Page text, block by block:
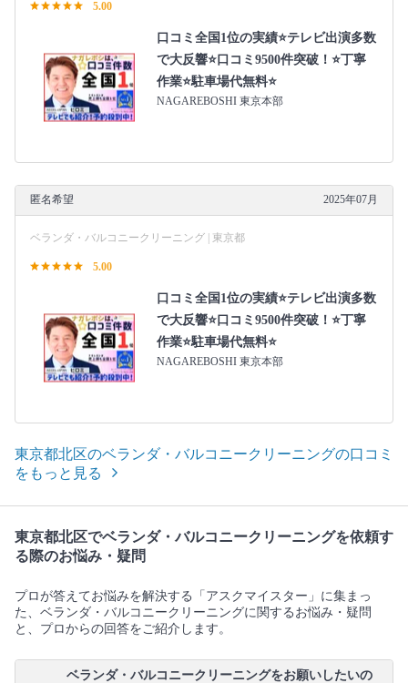
5.00
口コミ全国1位の実績⭐テレビ出演多数
で大反響⭐口コミ9500件突破！⭐丁寧
作業⭐駐車場代無料⭐
NAGAREBOSHI 東京本部
匿名希望 2025年07月
ベランダ・バルコニークリーニング | 東京都
5.00
口コミ全国1位の実績⭐テレビ出演多数
で大反響⭐口コミ9500件突破！⭐丁寧
作業⭐駐車場代無料⭐
NAGAREBOSHI 東京本部
東京都北区のベランダ・バルコニークリーニングの口コミ
をもっと見る
東京都北区でベランダ・バルコニークリーニングを依頼す
る際のお悩み・疑問
プロが答えてお悩みを解決する「アスクマイスター」に集まっ
た、ベランダ・バルコニークリーニングに関するお悩み・疑問
と、プロからの回答をご紹介します。
ベランダ・バルコニークリーニングをお願いしたいの